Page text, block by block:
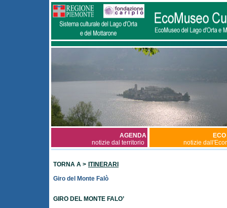
AGENDA
notizie dal territorio
notizie
TORNA A > ITINERARI
Giro del Monte Falò
GIRO DEL MONTE FALO’